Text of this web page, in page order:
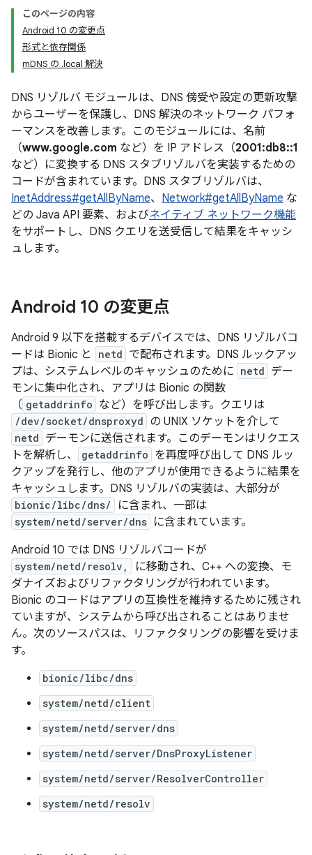
このページの内容
Android 10 の変更点
形式と依存関係
mDNS の .local 解決
DNS リゾルバ モジュールは、DNS 傍受や設定の更新攻撃
からユーザーを保護し、DNS 解決のネットワーク パフォ
ーマンスを改善します。このモジュールには、名前
（www.google.com など）を IP アドレス（2001:db8::1
など）に変換する DNS スタブリゾルバを実装するための
コードが含まれています。DNS スタブリゾルバは、
InetAddress#getAllByName、 Network#getAllByName な
どの Java API 要素、およびネイティブ ネットワーク機能
をサポートし、DNS クエリを送受信して結果をキャッシ
ュします。
Android 10 の変更点
Android 9 以下を搭載するデバイスでは、DNS リゾルバコ
ードは Bionic と
netd で配布されます。DNS ルックアッ
プは、システムレベルのキャッシュのために netd デー
モンに集中化され、アプリは Bionic の関数
（ getaddrinfo など）を呼び出します。クエリは
/dev/socket/dnsproxyd の UNIX ソケットを介して
netd デーモンに送信されます。このデーモンはリクエス
トを解析し、
getaddrinfo を再度呼び出して DNS ルッ
クアップを発行し、他のアプリが使用できるように結果を
キャッシュします。DNS リゾルバの実装は、大部分が
bionic/libc/dns/ に含まれ、一部は
system/netd/server/dns に含まれています。
Android 10 では DNS リゾルバコードが
system/netd/resolv,
に移動され、C++ への変換、モ
ダナイズおよびリファクタリングが行われています。
Bionic のコードはアプリの互換性を維持するために残され
ていますが、システムから呼び出されることはありませ
ん。次のソースパスは、リファクタリングの影響を受けま
す。
bionic/libc/dns
system/netd/client
system/netd/server/dns
system/netd/server/DnsProxyListener
system/netd/server/ResolverController
system/netd/resolv